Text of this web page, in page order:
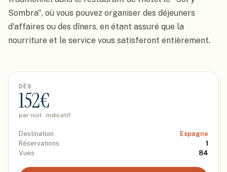
Sombra", où vous pouvez organiser des déjeuners
d'affaires ou des dîners, en étant assuré que la
nourriture et le service vous satisferont entièrement.
DÈS
152€
par nuit · indicatif
Destination
Espagne
Réservations
1
Vues
84